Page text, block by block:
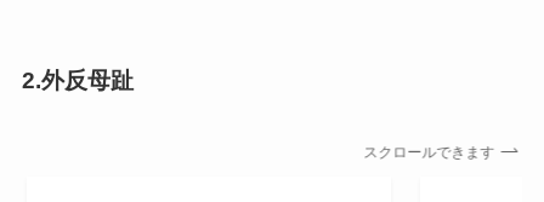
2.外反母趾
スクロールできます